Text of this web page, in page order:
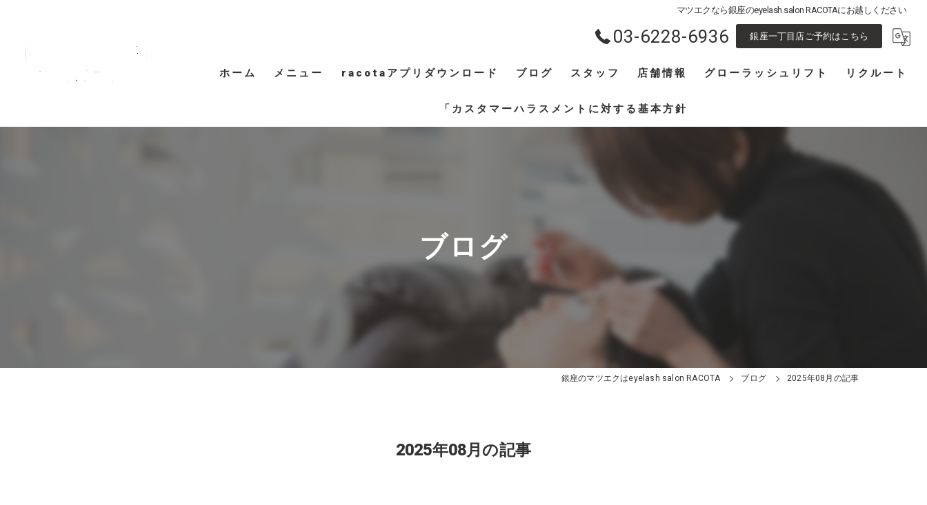
マツエクなら銀座のeyelash salon RACOTAにお越しください
03-6228-6936 銀座一丁目店ご予約はこちら
ホーム メニュー racotaアプリダウンロード ブログ
ギャラリー
スタッフ 店舗情報
池袋東口店
グローラッシュリフト リクルート
「カスタマーハラスメントに対する基本方針
ブログ
銀座のマツエクはeyelash salon RACOTA ブログ 2025年08月の記事
2025年08月の記事